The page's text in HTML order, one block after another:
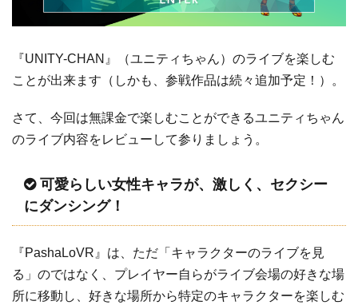
『UNITY-CHAN』（ユニティちゃん）のライブを楽しむ
ことが出来ます（しかも、参戦作品は続々追加予定！）。
さて、今回は無課金で楽しむことができるユニティちゃん
のライブ内容をレビューして参りましょう。
可愛らしい女性キャラが、激しく、セクシー
にダンシング！
『PashaLoVR』は、ただ「キャラクターのライブを見
る」のではなく、プレイヤー自らがライブ会場の好きな場
所に移動し、好きな場所から特定のキャラクターを楽しむ